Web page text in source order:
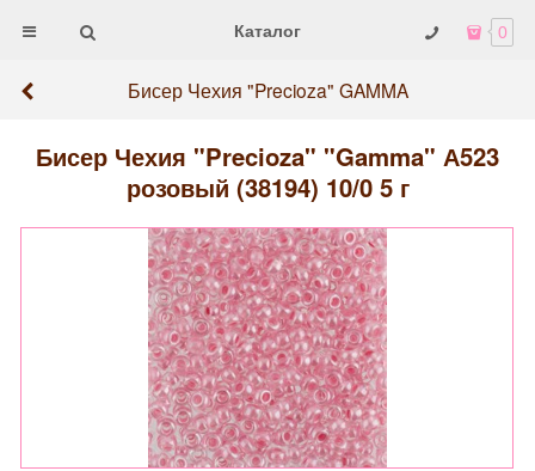
Каталог 0
Бисер Чехия "Precioza" GAMMA
Бисер Чехия "Precioza" "Gamma" А523
розовый (38194) 10/0 5 г